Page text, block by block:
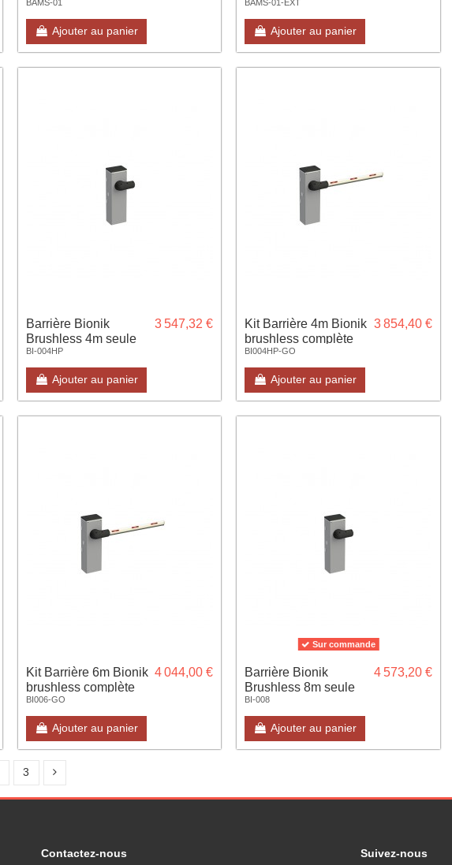
BAMS-01
Ajouter au panier
mobile
BAMS-01-EXT
Ajouter au panier
Barrière Bionik
Brushless 4m seule
BI-004HP
3 547,32 €
Ajouter au panier
Kit Barrière 4m Bionik
brushless complète
avec lisse
BI004HP-GO
3 854,40 €
Ajouter au panier
Kit Barrière 6m Bionik
brushless complète
avec lisse
BI006-GO
4 044,00 €
Ajouter au panier
Sur commande
Barrière Bionik
Brushless 8m seule
BI-008
4 573,20 €
Ajouter au panier
3
Contactez-nous Suivez-nous